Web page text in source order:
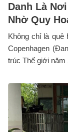
Danh Là
Nhờ Quy
Không chỉ là quê
Copenhagen
trúc Thế giới năm